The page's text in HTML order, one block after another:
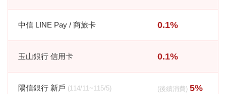
中信 LINE Pay / 商旅卡 0.1%
玉山銀行 信用卡 0.1%
陽信銀行 新戶 (114/11~115/5) (後續消費) 5%